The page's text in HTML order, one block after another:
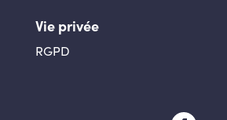
Vie privée
RGPD